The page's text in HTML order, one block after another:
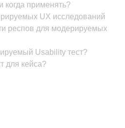
когда применять?
UX исследований
респов для модерируемых
Usability тест?
для кейса?